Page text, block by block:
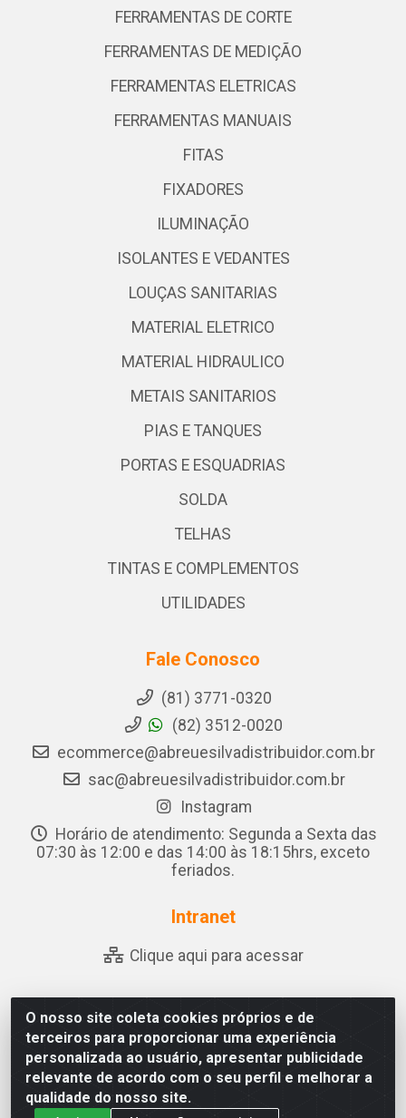
O nosso site coleta cookies próprios e de
terceiros para proporcionar uma experiência
personalizada ao usuário, apresentar publicidade
relevante de acordo com o seu perfil e melhorar a
qualidade do nosso site.
FERRAMENTAS DE CORTE
FERRAMENTAS DE MEDIÇÃO
FERRAMENTAS ELETRICAS
FERRAMENTAS MANUAIS
FITAS
FIXADORES
ILUMINAÇÃO
ISOLANTES E VEDANTES
LOUÇAS SANITARIAS
MATERIAL ELETRICO
MATERIAL HIDRAULICO
METAIS SANITARIOS
PIAS E TANQUES
PORTAS E ESQUADRIAS
SOLDA
TELHAS
TINTAS E COMPLEMENTOS
UTILIDADES
Fale Conosco
(81) 3771-0320
(82) 3512-0020
ecommerce@abreuesilvadistribuidor.com.br
sac@abreuesilvadistribuidor.com.br
Instagram
Horário de atendimento: Segunda a Sexta das
07:30 às 12:00 e das 14:00 às 18:15hrs, exceto
feriados.
Intranet
Clique aqui para acessar
Abreu & Silva - Rua Padre Jose de Souza Leite, 265 - Ariado,
Olho D'Água das Flores/AL - CEP 57.442-000 - CNPJ
04.790.656/0001-06